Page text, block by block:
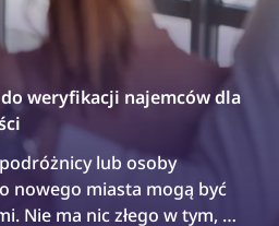
weryfikacji najemców dla
lub osoby
nowego miasta mogą być
Nie ma nic złego w tym, że